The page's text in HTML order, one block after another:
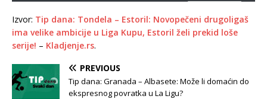
Izvor: Tip dana: Tondela – Estoril: Novopečeni drugoligaš
ima velike ambicije u Liga Kupu, Estoril želi prekid loše
serije! – Kladjenje.rs.
PREVIOUS
Tip dana: Granada – Albasete: Može li domaćin do
ekspresnog povratka u La Ligu?